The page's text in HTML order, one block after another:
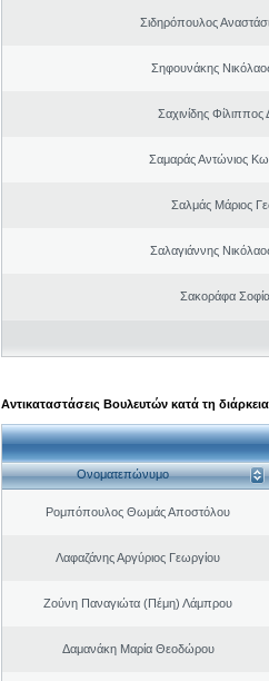
Σιδηρόπουλος
Σηφουνάκης
Σαχινίδης Φίλιππος
Σαμαράς Αντώνιος
Σαλμάς Μάριος
Σαλαγιάννης
Σακοράφα
Αντικαταστάσεις Βουλευτών κατά τη
Ονοματεπώνυμο
Ρομπόπουλος Θωμάς Αποστόλου
Λαφαζάνης Αργύριος Γεωργίου
Ζούνη Παναγιώτα (Πέμη) Λάμπρου
Δαμανάκη Μαρία Θεοδώρου